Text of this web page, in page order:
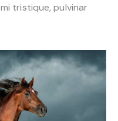
tristique, pulvinar